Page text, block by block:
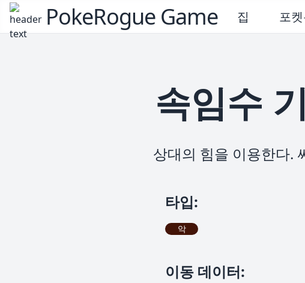
PokeRogue Game 집 포
속임수
상대의 힘을 이용한다.
타입:
악
이동 데이터: